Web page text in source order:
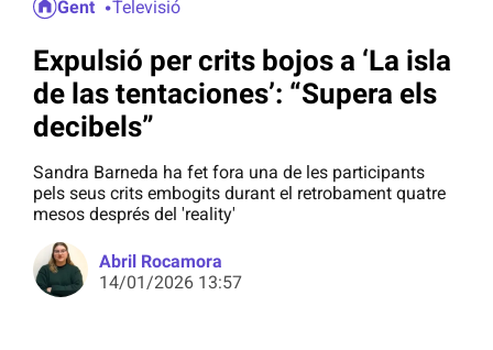
Gent Televisió
Expulsió per crits bojos a ‘La isla
de las tentaciones’: “Supera els
decibels”
Sandra Barneda ha fet fora una de les participants
pels seus crits embogits durant el retrobament quatre
mesos després del 'reality'
Abril Rocamora
14/01/2026 13:57